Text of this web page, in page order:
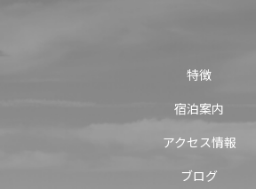
特徴
宿泊案内
アクセス情報
ブログ